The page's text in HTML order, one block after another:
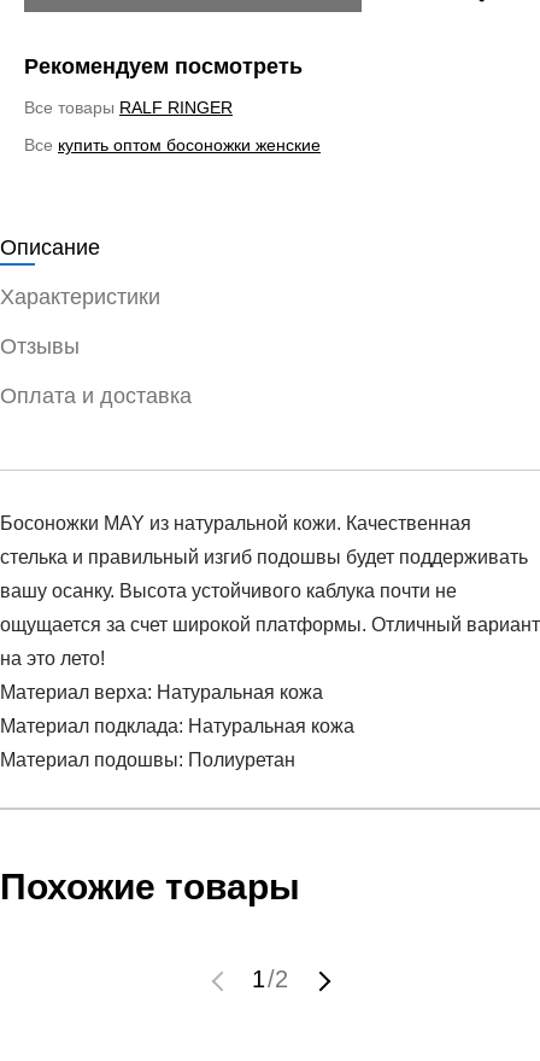
Рекомендуем посмотреть
Все товары RALF RINGER
Все купить оптом босоножки женские
Описание
Характеристики
Отзывы
Оплата и доставка
Босоножки MAY из натуральной кожи. Качественная
стелька и правильный изгиб подошвы будет поддерживать
вашу осанку. Высота устойчивого каблука почти не
ощущается за счет широкой платформы. Отличный вариант
на это лето!
Материал верха: Натуральная кожа
Материал подклада: Натуральная кожа
Материал подошвы: Полиуретан
Пол:женский
Натуральная кожа
Инструкция по оплате есть в самом конце счета, который
мы не увидим Вашу оплату.
Похожие товары
1/2